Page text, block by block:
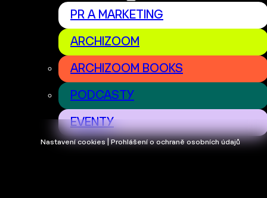
Nastavení cookies | Prohlášení o ochraně osobních údajů
PR A MARKETING
ARCHIZOOM
ARCHIZOOM BOOKS
PODCASTY
EVENTY